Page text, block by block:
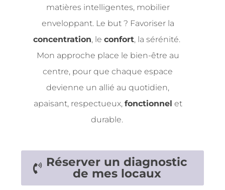
matières intelligentes, mobilier
enveloppant. Le but ? Favoriser la
concentration, leconfort, la sérénité.
Mon approche place le bien-être au
centre, pour que chaque espace
devienne un allié au quotidien,
apaisant, respectueux, fonctionnel et
durable.
Réserver un diagnostic
de mes locaux